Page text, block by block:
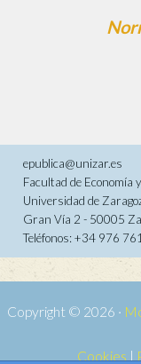
epublica@unizar.es
Facultad de Economía
Universidad de
Gran Vía 2 - 50005
Teléfonos: +34 976
Copyright © 2026 ·
Cookies |